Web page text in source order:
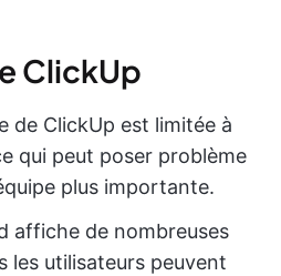
ClickUp
de ClickUp est limitée à
qui peut poser problème
plus importante.
affiche de nombreuses
les utilisateurs peuvent